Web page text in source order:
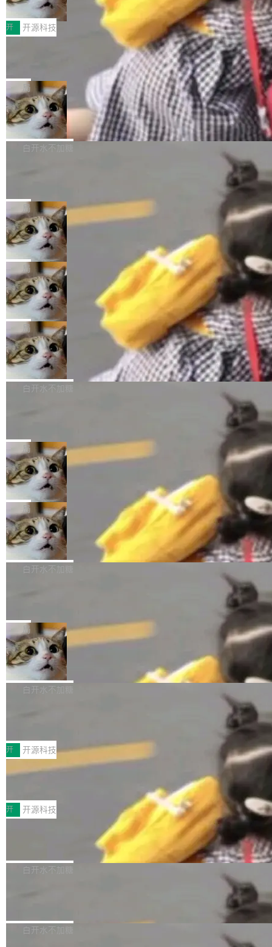
和销毁都太重了。一个 Agent 要执行的任务可能
只需要几毫秒的 CPU 时间，但容器从冷启动到
就绪要花数秒。如果未来有十...
函，也没选择庭外沉默。它在官网贴了一篇博
文，标题只有六个字：Apple is getting this wro
ng。 然后，它把邮件往来和 iMessage 聊天记
录全贴了出来。 他发错人了 苹果外部律师 Gabr
iel Gross 来自 Weil 律所，2 月 23 日下午 5:53
给 OpenAI 总法律顾问 Che Chang 发了封邮
件，附了一封长信，要求 OpenAI 配合调查前苹
果员工带走机密信...
ddy鸿蒙PC版，说话就能干活的AI办公
搭子
全能AI工作台WorkBuddy鸿蒙PC版上架HUAWE
I MatePad Edge应用市场，直接下载即可使
用，与鸿蒙电脑上的体验一致。值得一提的是，
这是目前市面上唯一支持平板接入WorkBuddy P
C版的产品，搭载“人机双写”重磅功能——你写
你的，AI写AI的，同屏协作互不干扰。一句话让
AI帮你干活，现在开启全新体验！ 温馨提示：
体验WorkBuddy鸿蒙PC版前，请将 HUAWEI M
atePad Edge 升级至 HarmonyOS 6.1.0.135S
P9 patch03及以上版本。 *升级路径：设置 > 搜
开 开源科技
FFmpeg 9.0 发布：代号“Lei”，以此纪
全球知名开源多媒体框架 FFmpeg 今天正式发
布了 9.0 版本。这个版本除了带来新一代音视频
处理能力和硬件加速支持之外，还有一个特殊之
处：FFmpeg 9.0 的代号是“Lei”。 这个名字，
来自中国开发者雷霄骅（Lei Xiaohua）。 对于
很多中国音视频开发者而言，这个名字并不陌
“启蒙老师”。 而今年，恰好是雷霄骅离世十周
年。FFmpeg 社区最终选择用一个大版本的名
字，留下了这份纪念。 雷霄骅曾是中国传媒大学
数字电视技术方向的博士生，长期从事视频、音
频技...
局
亚马逊成本失控：AI 写代码烧掉 1215
万元，超预算 860%
外媒近日曝光了亚马逊的多份内部报告显示，AI
导致公司在多个项目上超支。《金融时报》报道
编写程序，目标是完成电商平台作者信息与商品
列表的数据匹配 —— 一项常规的数据处理任
务，最终却产生了 180 万美元的账单，实际支出
超出原定预算 860%。 更令人意外的是，该项目
最终并未成功落地，而高额算力消耗持续运行长
达 5 个月，公司直到财务对账时才察觉异常。这
意味着一个无人看管的 AI 程序，在近半年时间
里日夜不停地"烧钱"。 复盘显示，...
白开水不加糖
e CEO Clément Delangue 在 CNBC 的采访里
没有拐弯抹角。他说中国正在赢得 AI 竞赛，而
且按目前的速度，中国 AI 工具预计在今年底或
2027 年就能追上美国前沿实验室的水平。 Dela
ngue 把原因归结为一件事：开放协作。中国的
AI 开发者在一个共享和协作的生态里加速迭代，
而美国模型厂商在"闭门造车"。他的原话是 "buil
ding in silos"——各自为战，互不通气。 这个判
断从他嘴里说出来分量不同。Hugging Face 是
全球最大的开源 AI 平台，上面跑着上百万个模
型。谁在开源赛道上领先，...
局
当 AI agent 把源码变成了最好的扩展系
统，开发者工具必须开源
五年前，David Crawshaw 问过很多软件工程师
一个问题：你写过什么给自己用的程序？答案几
乎都是没有。工程师们整天用别人写的程序写程
序给别人用。偶尔有人自己写个博客系统、智能
家居控制、家庭实验室，都算稀奇事。 Crawsh
aw 是 Shelley 的作者，一个开源 AI coding age
nt。他最近在博客上写了一篇文章，核心论点很
简单：开发者工具必须开源。 理由不是传统的自
由软件情怀，而是一个跟 AI agent 直接相关的
技术判断。 两行 prompt 就能个性化任何软件 C
局
DeepSeek Harness 宣布内测邀请，全
网最大规模开源 Agent 路演现场诞生
一条内测招募帖，发出去的时候大概没人想到它
会变成一场开源 Agent 生态的路演。 8月1日，
DeepSeek Harness 团队负责人崔添翼（tiany
i）在 X 上发帖： 「如果你是 Agent Harness 相
关开源项目的开发者，希望参加 DeepSeek Har
ness 的内测，可以回复或私信联系我。请附上
Harness 负责把能力落到真实环境中——调用工
具、读写文件、管理上下文、处理错误、完成闭
环。崔添翼招人的标...
局
商汤 SenseNova U1.5-Lite-Preview
开源
商汤科技宣布面向社区开源轻量级统一多模态模
型的预览版本 SenseNova U1.5-Lite-Preview。
理解、推理、生成与编辑，还仅以 8B-MoT 的轻
量大小，将能力推进到4K、更精细的真实质感、
更复杂的视觉控制和可持续迭代编辑。 相比 U
1，U1.5-Lite-Preview 在以下方向上带来了显著
提升： 原生支持4K图像生成； 更精细的局部纹
理、细节与真实世界质感； 更准确的中英文文字
生成与复杂版式组织； 更稳定的图...
白开水不加糖
nap。这次是 hwctl——一个用来检查 Ubuntu
硬件认证状态的命令行工具。 Canonical 工程师
Alan Griffiths 在邮件列表中说得很直白：「hwc
tl 是一个 Ubuntu 专有的包，它和它的依赖项都
是 Ubuntu 专有的，不会用在其他发行版上。」
所以 deb 版本的受众实际上为零。既然只有 Ub
untu 用户在用，那用 snap 打包就没什么可纠结
的。 从 deb 到 snap 的迁移路径 hwctl 是 rust-
hwlib 硬件 API 库的一部分，命令行工具负责查
局
Dario Amodei 担心新人来 Anthropic
只为金钱，不为使命
顶级 AI 研究员在两家公司之间来回跳，中间只
隔了几天。 Lilian Weng 上周刚宣布因健康原因
离开 Thinking Machines Lab，说自己作为联合
创始人的角色「太累了」。几天后，The Inform
ation 就曝出她将重回 OpenAI，负责递归自我
改进方向的研究。她是 Thinking Machines 过
一在人才争夺战中失血的公司。六月，Google
连失两员大将：Noam Shazeer 去了 Op...
局
FFmpeg 9.0 发布
FFmpeg 9.0 现已发布，包含多项改进。官方更
新日志列出的 9.0 版本主要更新内容如下： 扩
er HE-AAC 960 解码 (DAB+) transpose_cuda
filter 添加 AMF Frame Rate Converter (vf_frc
_amf) filter SMPTE 2094-50 元数据支持和直
通 ProRes RAW VideoToolbox 硬件加速器 AP
V ...
白开水不加糖
Code 在 X 上发帖：「DeepSeek Flash did 8T
tokens on August 1st. 5T of free usage + 3T
on OpenCode Go.」79.8 万次浏览，连带着 #
DeepSeek一天消耗了8万亿# 上了微博热搜——
注意这是 OpenCode 一家的消耗。 OpenCode
不完。」5T 来自免费额度，3T 来自 Go...
局
NetBSD 11.0 正式发布
NetBSD 11.0 现已正式发布，这是 NetBSD 操
作系统的第十八个主要版本。 自 NetBSD 10.1
ve JH71XX 的设备，例如 VisionFive 2、PINE
64 STAR64，以及 QEMU。 增强了对 POSIX.1
-2024 和 C23 编程接口标准的兼容性。 compat
_linux(8) 增强了对 Linux 系统调用的支持，包
括 epoll（围绕 kqueue 实现）、POSIX 消息队
列、...
白开水不加糖
案
享会在上海举办。鸿蒙生态的全场景智慧营销平
台鲸鸿动能协同华为游戏中心，面向游戏行业开
发者及生态伙伴，系统呈现了平台在游戏领域的
完整能力版图——从IAP高价值用户的全周期经
营、到IAA游戏的“买变一体”正循环、再到联运与
广告协同的全链路经营闭环，以及面向全球市场
的出海增长布局。 华为终端云业务商业化销售负
责人在开场致辞中表示，游戏开发者的核心诉求
已不再是“多一个投放渠道”，而是一套能够持续
高质量游戏...
开 开源科技
技嘉X3D系列再添新成员 B850 AORU
面向AMD Ryzen X3D处理器玩家，技嘉X3D系
列主板阵容迎来新成员——B850 AORUS ELITE
X3D。作为面向主流高性能平台打造的全新主板
产品，B850 AORUS ELITE X3D延续技嘉在X3
D平台优化上的技术积累，旨在为游戏玩家带来
更稳定、更高效的装机选择。 B850 AORUS ELI
式2.0，可根据不同使用场景释放处理器潜力，
开 开源科技
Zadig v5.0 发布：AI 发布专员与 AI 审
我们团队这几天最大的卡点不是 AI 写得不够
好，是 AI 写得太好了。 好到审查排期从两天的
过 1528 名开发者，85% 说 AI 把瓶颈从写代码
白开水不加糖
数据库，有一个图形后端。作为一个原生的 Gra
白开水不加糖